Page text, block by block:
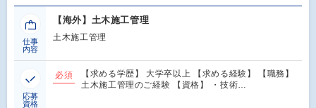
仕事
内容
【海外】土木施工管理
土木施工管理
応募
資格
必須
【求める学歴】 大学卒以上 【求める経験】 【職務】
土木施工管理のご経験 【資格】 ・技術…